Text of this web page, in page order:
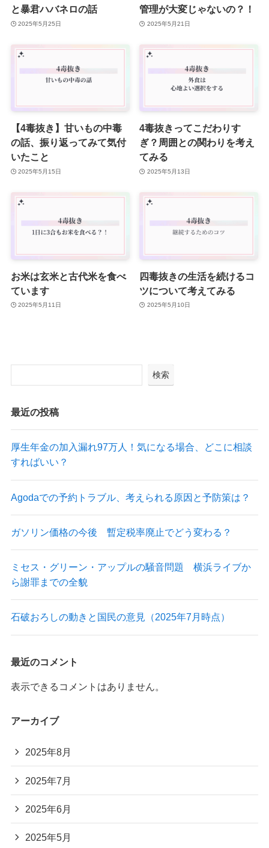
と暴君ハバネロの話
2025年5月25日
管理が大変じゃないの？！
2025年5月21日
【4毒抜き】甘いもの中毒
の話、振り返ってみて気付
いたこと
2025年5月15日
4毒抜きってこだわりす
ぎ？周囲との関わりを考え
てみる
2025年5月13日
お米は玄米と古代米を食べ
ています
2025年5月11日
四毒抜きの生活を続けるコ
ツについて考えてみる
2025年5月10日
検索
最近の投稿
厚生年金の加入漏れ97万人！気になる場合、どこに相談
すればいい？
Agodaでの予約トラブル、考えられる原因と予防策は？
ガソリン価格の今後 暫定税率廃止でどう変わる？
ミセス・グリーン・アップルの騒音問題 横浜ライブか
ら謝罪までの全貌
石破おろしの動きと国民の意見（2025年7月時点）
最近のコメント
表示できるコメントはありません。
アーカイブ
2025年8月
2025年7月
2025年6月
2025年5月